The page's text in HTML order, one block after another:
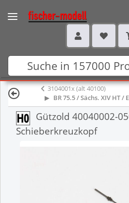
3104001x (alt 40100)
BR 75.5 / Sächs. XIV HT /
Gützold 40040002-
Schieberkreuzkopf